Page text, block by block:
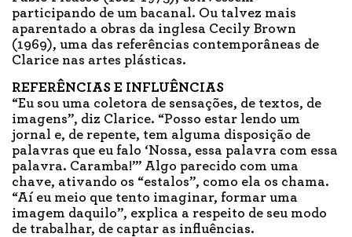
participando de um bacanal. Ou talvez mais
aparentado a obras da inglesa Cecily Brown
(1969), uma das referências contemporâneas de
Clarice nas artes plásticas.
REFERÊNCIAS E INFLUÊNCIAS
“Eu sou uma coletora de sensações, de textos, de
imagens”, diz Clarice. “Posso estar lendo um
jornal e, de repente, tem alguma disposição de
palavras que eu falo ‘Nossa, essa palavra com essa
palavra. Caramba!’” Algo parecido com uma
chave, ativando os “estalos”, como ela os chama.
“Aí eu meio que tento imaginar, formar uma
imagem daquilo”, explica a respeito de seu modo
de trabalhar, de captar as influências.